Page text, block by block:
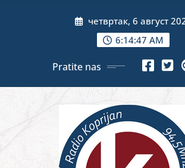
четвртак, 6 август
6:14:49 AM
Pratite nas